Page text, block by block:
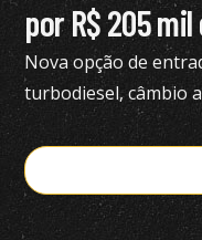
por R$ 205
Nova opção de
turbodiesel, câmbio
de tração 4×4